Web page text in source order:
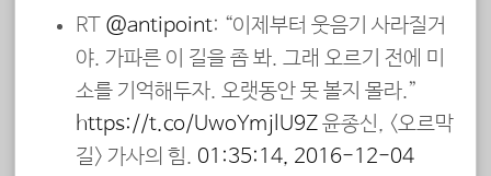
RT @antipoint: “이제부터 웃음기 사라질거
야. 가파른 이 길을 좀 봐. 그래 오르기 전에 미
소를 기억해두자. 오랫동안 못 볼지 몰라.”
https://t.co/UwoYmjlU9Z윤종신, <오르막
길> 가사의 힘. 01:35:14, 2016-12-04